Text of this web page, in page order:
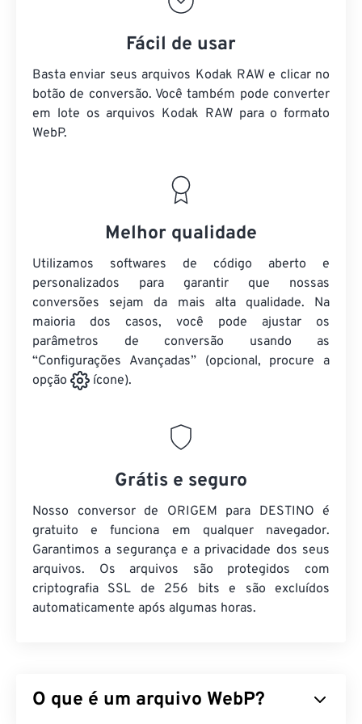
Fácil de usar
Basta enviar seus arquivos Kodak RAW e clicar no
botão de conversão. Você também pode converter
em lote os arquivos Kodak RAWpara o formato
WebP.
Melhor qualidade
Utilizamos softwares de código aberto e
personalizados para garantir que nossas
conversões sejam da mais alta qualidade. Na
maioria dos casos, você pode ajustar os
parâmetros de conversão usando as
“Configurações Avançadas” (opcional, procure a
opção
ícone).
Grátis e seguro
Nosso conversor de ORIGEM para DESTINO é
gratuito e funciona em qualquer navegador.
Garantimos a segurança e a privacidade dos seus
arquivos. Os arquivos são protegidos com
criptografia SSL de 256 bits e são excluídos
automaticamente após algumas horas.
O que é um arquivo WebP?